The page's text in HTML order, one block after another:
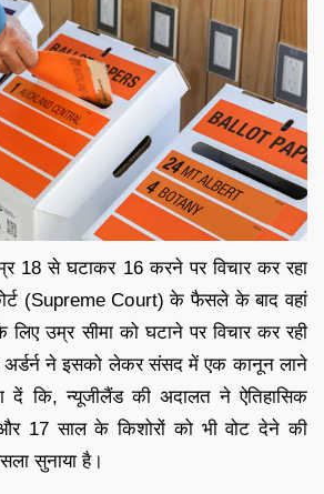
18 से घटाकर 16 करने पर विचार कर रहा
(Supreme Court) के फैसले के बाद वहां
उम्र सीमा को घटाने पर विचार कर रही
अर्डर्न ने इसको लेकर संसद में एक कानून लाने
दें कि, न्यूजीलैंड की अदालत ने ऐतिहासिक
17 साल के किशोरों को भी वोट देने की
सुनाया है।